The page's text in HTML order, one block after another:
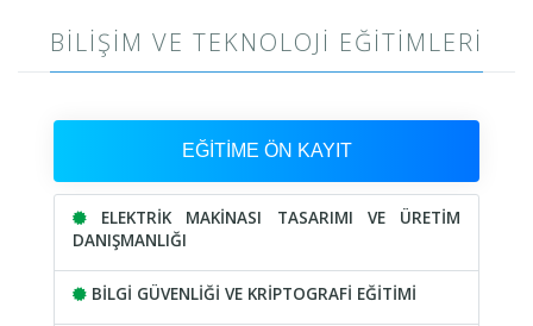
BILIŞIM VE TEKNOLOJI EĞITIMLERI
EĞİTİME ÖN KAYIT
ELEKTRİK MAKİNASI TASARIMI VE ÜRETİM
DANIŞMANLIĞI
BİLGİ GÜVENLİĞİ VE KRİPTOGRAFİ EĞİTİMİ